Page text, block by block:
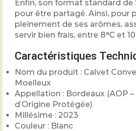
Enfin, son format standard de
pour être partagé. Ainsi, pour
pleinement de ses arômes,
servir bien frais, entre 8°C et
Caractéristiques
Nom du produit : Calvet
Moelleux
Appellation : Bordeaux (AOP
d’Origine Protégée)
Millésime : 2023
Couleur : Blanc